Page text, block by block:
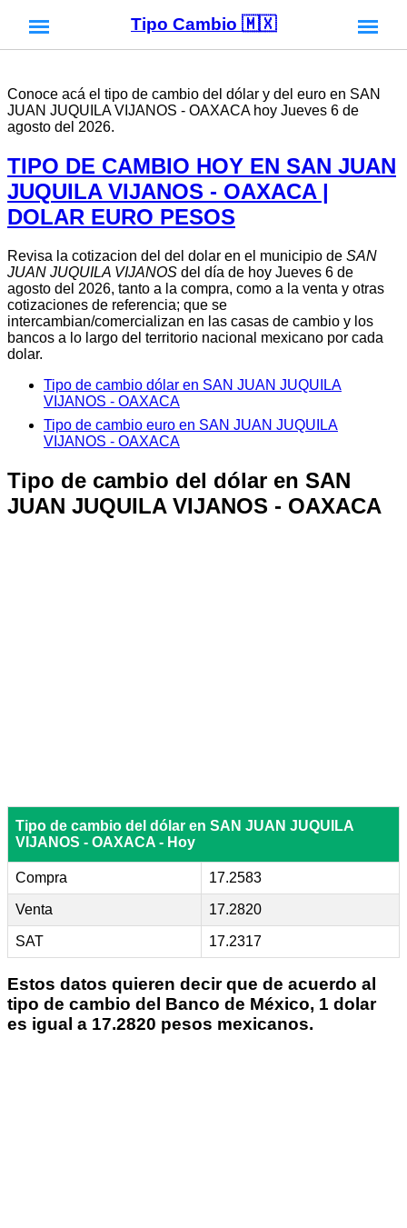
Tipo Cambio 🇲🇽
Conoce acá el tipo de cambio del dólar y del euro en SAN
JUAN JUQUILA VIJANOS - OAXACA hoy Jueves 6 de
agosto del 2026.
TIPO DE CAMBIO HOY EN SAN JUAN
JUQUILA VIJANOS - OAXACA |
DOLAR EURO PESOS
Revisa la cotizacion del del dolar en el municipio de SAN
JUAN JUQUILA VIJANOS del día de hoy Jueves 6 de
agosto del 2026, tanto a la compra, como a la venta y otras
cotizaciones de referencia; que se
intercambian/comercializan en las casas de cambio y los
bancos a lo largo del territorio nacional mexicano por cada
dolar.
Tipo de cambio dólar en SAN JUAN JUQUILA
VIJANOS - OAXACA
Tipo de cambio euro en SAN JUAN JUQUILA
VIJANOS - OAXACA
Tipo de cambio del dólar en SAN
JUAN JUQUILA VIJANOS - OAXACA
Tipo de cambio del dólar en SAN JUAN JUQUILA
VIJANOS - OAXACA - Hoy
Compra 17.2583
Venta 17.2820
SAT 17.2317
Estos datos quieren decir que de acuerdo al
tipo de cambio del Banco de México, 1 dolar
es igual a 17.2820 pesos mexicanos.